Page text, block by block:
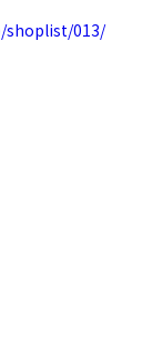
shoplist/013/